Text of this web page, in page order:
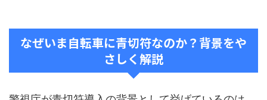
なぜいま自転車に青切符なのか？背景をや
さしく解説